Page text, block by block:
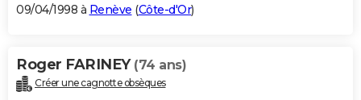
09/04/1998 à Renève (Côte-d'Or)
Roger FARINEY (74 ans)
Créer une cagnotte obsèques